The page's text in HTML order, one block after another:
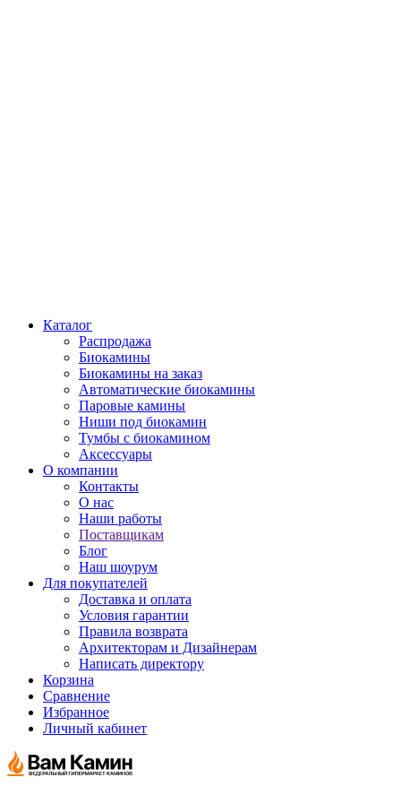
Каталог
Распродажа
Биокамины
Биокамины на заказ
Автоматические биокамины
Паровые камины
Ниши под биокамин
Тумбы с биокамином
Аксессуары
О компании
Контакты
О нас
Наши работы
Поставщикам
Блог
Наш шоурум
Для покупателей
Доставка и оплата
Условия гарантии
Правила возврата
Архитекторам и Дизайнерам
Написать директору
Корзина
Сравнение
Избранное
Личный кабинет